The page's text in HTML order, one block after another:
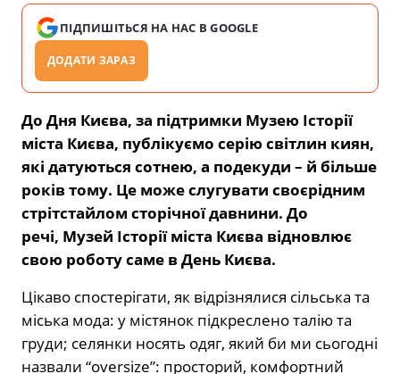
ПІДПИШІТЬСЯ НА НАС В GOOGLE
ДОДАТИ ЗАРАЗ
До Дня Києва, за підтримки Музею Історії
міста Києва, публікуємо серію світлин киян,
які датуються сотнею, а подекуди – й більше
років тому. Це може слугувати своєрідним
стрітстайлом сторічної давнини. До
речі, Музей Історії міста Києва відновлює
свою роботу саме в День Києва.
Цікаво спостерігати, як відрізнялися сільська та
міська мода: у містянок підкреслено талію та
груди; селянки носять одяг, який би ми сьогодні
назвали “oversize”: просторий, комфортний